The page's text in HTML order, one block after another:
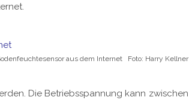
aus dem Internet Foto: Harry Kellner
Die Betriebsspannung kann zwischen